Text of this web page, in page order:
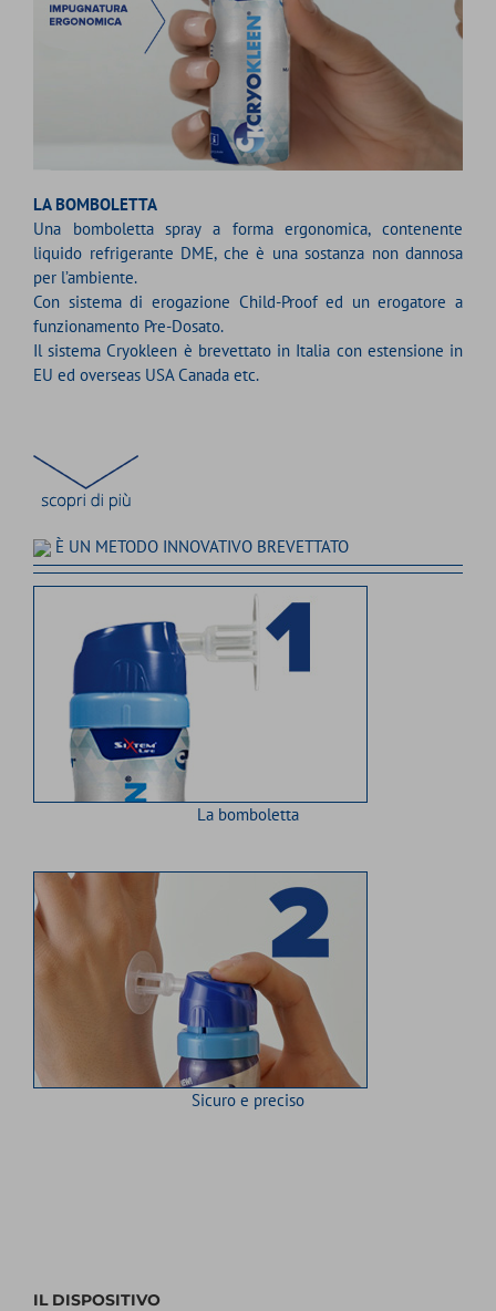
LA BOMBOLETTA
Una bomboletta spray a forma ergonomica, contenente
liquido refrigerante DME, che è una sostanza non dannosa
per l’ambiente.
Con sistema di erogazione Child-Proof ed un erogatore a
funzionamento Pre-Dosato.
Il sistema Cryokleen è brevettato in Italia con estensione in
EU ed overseas USA Canada etc.
È UN METODO INNOVATIVO BREVETTATO
La bomboletta
Sicuro e preciso
IL DISPOSITIVO